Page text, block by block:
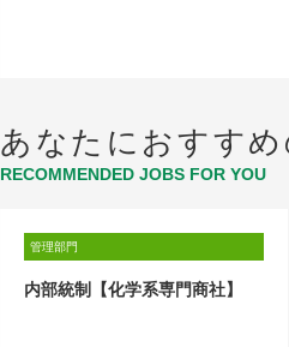
あなたにおすすめ
RECOMMENDED JOBS FOR YOU
管理部門
内部統制【化学系専門商社】